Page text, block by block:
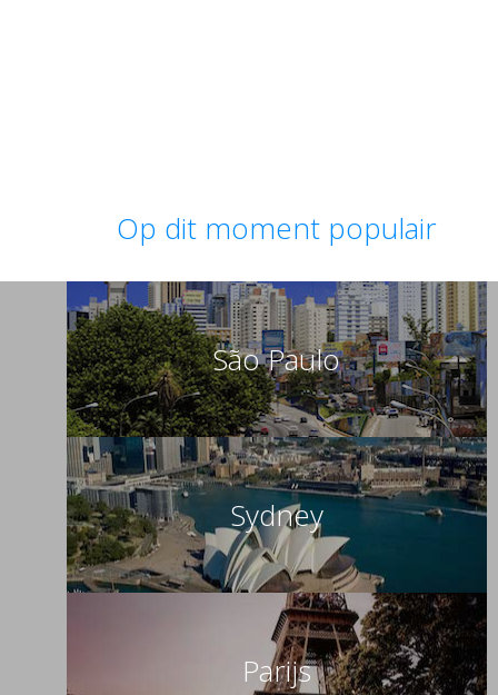
Op dit moment populair
São Paulo
Sydney
Parijs